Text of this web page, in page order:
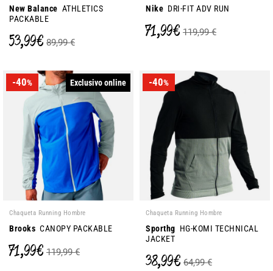
New Balance ATHLETICS
PACKABLE
53,99 € 89,99 €
Nike DRI-FIT ADV RUN
71,99 € 119,99 €
-40% Exclusivo online
Chaqueta Running Hombre
Brooks CANOPY PACKABLE
71,99 € 119,99 €
-40%
Chaqueta Running Hombre
Sporthg HG-KOMI TECHNICAL
JACKET
38,99 € 64,99 €